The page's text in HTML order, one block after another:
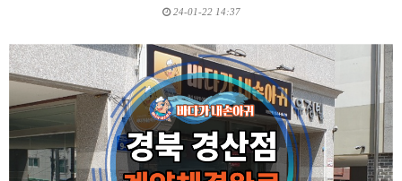
24-01-22 14:37
본문